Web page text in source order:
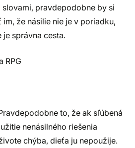
pravdepodobne by si
im, že násilie nie je v poriadku,
je správna cesta.
to, že ak sľúbená
nenásilného riešenia
chýba, dieťa ju nepoužije.